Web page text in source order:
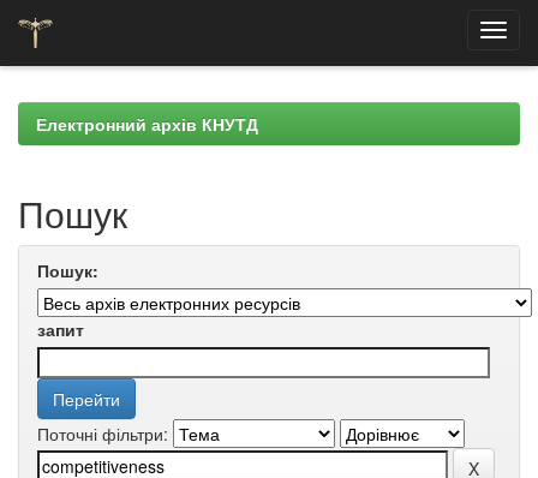
navigationЕлектронний архів КНУТД
Пошук
Пошук:
запит
Поточні фільтри: